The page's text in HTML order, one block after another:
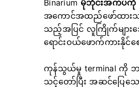
Binarium မိုဘိုင်းအက်ပ်ကို
အကောင်အထည်ဖော်ထား
သည့်အပြင် လူကြိုက်များသေ
ရောင်းဝယ်ဖောက်ကားနိုင်
ကုန်သွယ်မှု terminal ကို
သင့်တော်ပြီး အဆင်ပြေသ